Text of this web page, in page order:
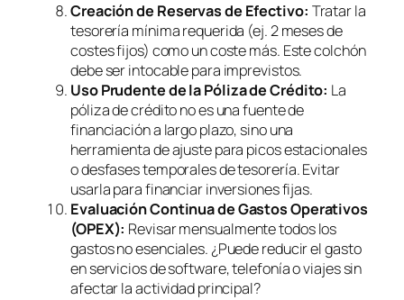
Creación de Reservas de Efectivo: Tratar la
tesorería mínima requerida (ej. 2 meses de
costes fijos) como un coste más. Este colchón
debe ser intocable para imprevistos.
Uso Prudente de la Póliza de Crédito: La
póliza de crédito no es una fuente de
financiación a largo plazo, sino una
herramienta de ajuste para picos estacionales
o desfases temporales de tesorería. Evitar
usarla para financiar inversiones fijas.
Evaluación Continua de Gastos Operativos
(OPEX): Revisar mensualmente todos los
gastos no esenciales. ¿Puede reducir el gasto
en servicios desoftware, telefonía o viajes sin
afectar la actividad principal?